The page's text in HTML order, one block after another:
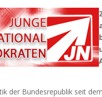
der Bundesrepublik seit